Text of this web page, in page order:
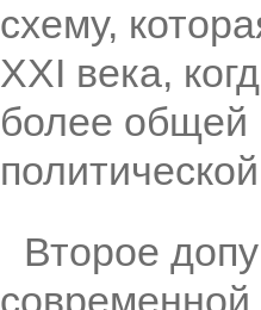
схему,
XXI века,
более общей
Второе
современной